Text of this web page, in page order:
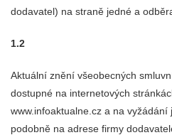
dodavatel) na straně jedné a
1.2
Aktuální znění všeobecných
dostupné na internetových
www.infoaktualne.cz a na vyžádání
podobně na adrese firmy